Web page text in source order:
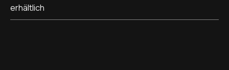
erhältlich